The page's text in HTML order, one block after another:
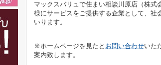
マックスバリュで住まい相談川原店（株式
様にサービスをご提供する企業として、社
いります。
※ホームページを見たと お問い合わせいた
案内致します。